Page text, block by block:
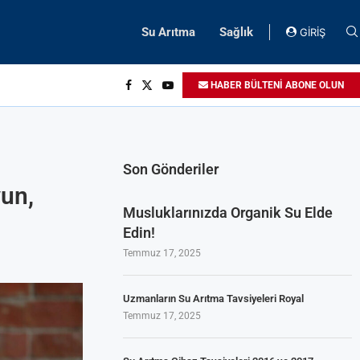
Su Arıtma Sağlık GİRİŞ
HABER BÜLTENİ ABONE OLUN
Son Gönderiler
Musluklarınızda Organik Su Elde
Edin!
Temmuz 17, 2025
Uzmanların Su Arıtma Tavsiyeleri Royal
Temmuz 17, 2025